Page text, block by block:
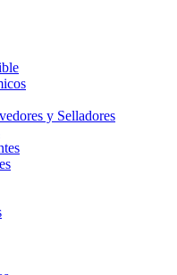
y Selladores